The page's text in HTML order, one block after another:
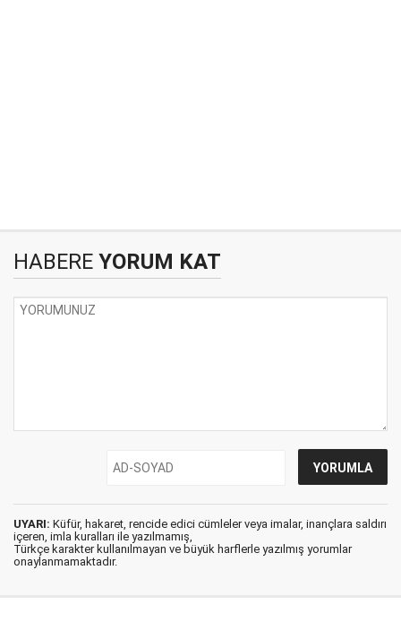
HABERE YORUM KAT
UYARI: Küfür, hakaret, rencide edici cümleler veya imalar, inançlara saldırı
içeren, imla kuralları ile yazılmamış,
Türkçe karakter kullanılmayan ve büyük harflerle yazılmış yorumlar
onaylanmamaktadır.